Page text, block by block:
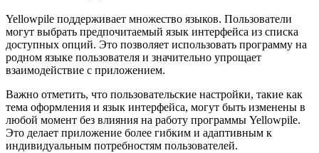
Yellowpile поддерживает множество языков. Пользователи
могут выбрать предпочитаемый язык интерфейса из списка
доступных опций. Это позволяет использовать программу на
родном языке пользователя и значительно упрощает
взаимодействие с приложением.
Важно отметить, что пользовательские настройки, такие как
тема оформления и язык интерфейса, могут быть изменены в
любой момент без влияния на работу программы Yellowpile.
Это делает приложение более гибким и адаптивным к
индивидуальным потребностям пользователей.